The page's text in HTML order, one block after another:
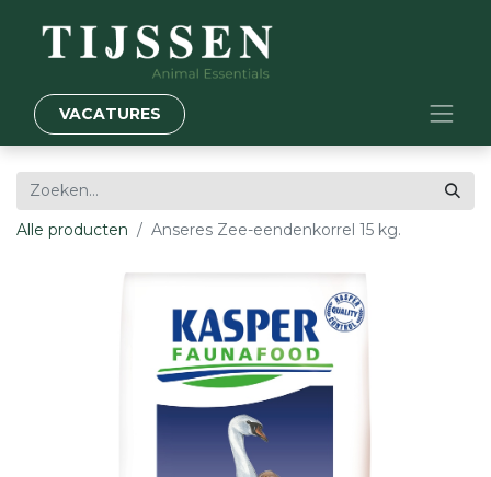
VACATURES
Alle producten Anseres Zee-eendenkorrel 15 kg.